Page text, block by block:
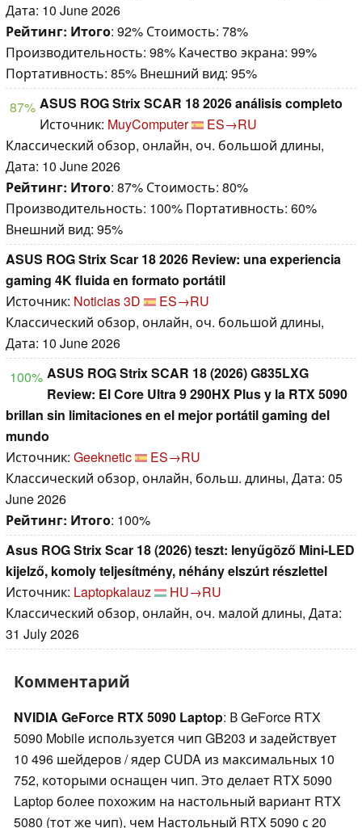
Дата: 10 June 2026
Рейтинг: Итого: 92% Стоимость: 78%
Производительность: 98% Качество экрана: 99%
Портативность: 85% Внешний вид: 95%
87% ASUS ROG Strix SCAR 18 2026 análisis completo
Источник: MuyComputer
ES→RU
Классический обзор, онлайн, оч. большой длины,
Дата: 10 June 2026
Рейтинг: Итого: 87% Стоимость: 80%
Производительность: 100% Портативность: 60%
Внешний вид: 95%
ASUS ROG Strix Scar 18 2026 Review: una experiencia
gaming 4K fluida en formato portátil
Источник: Noticias 3D
ES→RU
Классический обзор, онлайн, оч. большой длины,
Дата: 10 June 2026
100% ASUS ROG Strix SCAR 18 (2026) G835LXG
Review: El Core Ultra 9 290HX Plus y la RTX 5090
brillan sin limitaciones en el mejor portátil gaming del
mundo
Источник: Geeknetic
ES→RU
Классический обзор, онлайн, больш. длины, Дата: 05
June 2026
Рейтинг: Итого: 100%
Asus ROG Strix Scar 18 (2026) teszt: lenyűgöző Mini-LED
kijelző, komoly teljesítmény, néhány elszúrt részlettel
Источник: Laptopkalauz
HU→RU
Классический обзор, онлайн, оч. малой длины, Дата:
31 July 2026
Комментарий
NVIDIA GeForce RTX 5090 Laptop: В GeForce RTX
5090 Mobile используется чип GB203 и задействует
10 496 шейдеров / ядер CUDA из максимальных 10
752, которыми оснащен чип. Это делает RTX 5090
Laptop более похожим на настольный вариант RTX
5080 (тот же чип), чем Настольный RTX 5090 с 20